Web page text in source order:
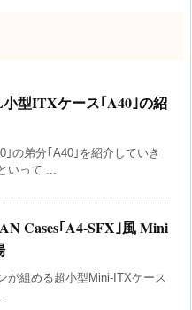
型ITXケース｢A40｣の紹
｣の弟分｢A40｣を紹介していき
いって ...
Cases｢A4-SFX｣風 Mini
が組める超小型Mini-ITXケース